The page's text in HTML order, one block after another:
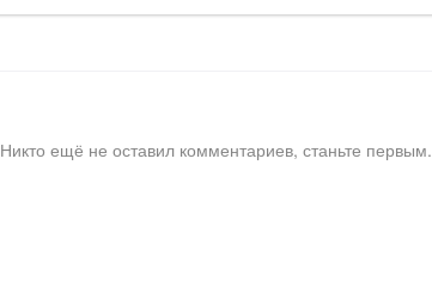
Никто ещё не оставил комментариев, станьте первым.